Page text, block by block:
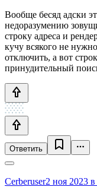
Вообще бесяд адски
недоразумению
строку адреса и
кучу всякого не
отключить, а вот
принудительный
Ответить
Cerberuser2 ноя 2023